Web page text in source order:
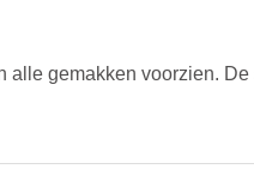
alle gemakken voorzien.